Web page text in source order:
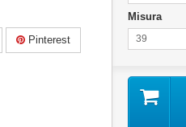
Pinterest
Misura
39